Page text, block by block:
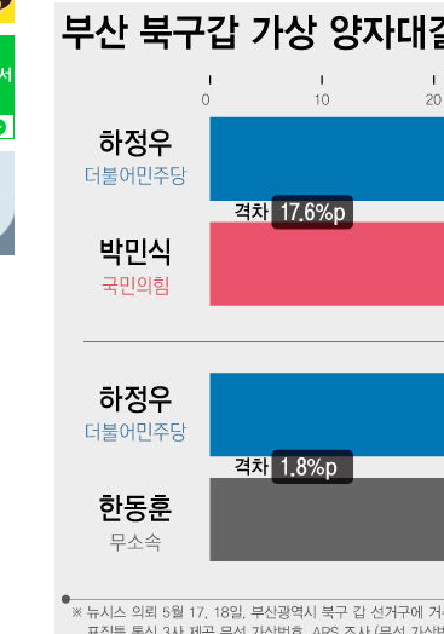
-25774초 전 > 민주 콩고 에볼라환자 4천명 돌파, 4053명
-25024초 전 > [속보]'300억원대 사기 혐의' 차가원 대표
"미 전국적 살모네라 식중독 원인은 멕시
[속보]경찰·노동부, HL만도 평택사업장
-22612초 전 >[속보]합수본, '투표율 허위 입력' 중앙·서
압수수색
-22367초 전 >[속보]원·달러 환율, 오전 9시 1423.8원
[속보]삼성전자·SK하이닉스 동반 강보합
-22149초 전 >[속보]코스닥, 5.95포인트(0.74%) 상승
-22117초 전 >[속보]코스피, 6300선 재탈환…1.09% 오
-13544초 전 >이란, 호르무즈서 "적국 목표물들"과 대치
례 큰 폭발음
-12259초 전 >[속보]美, 폴리실리콘 수입 규제…파생제품
[속보]트럼프, 美 원정출산 금지 행정명령
-8110초 전 >
[속보] 뉴욕증시, 일제 하락 마감…나스닥